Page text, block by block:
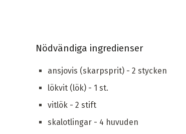
Nödvändiga ingredienser
ansjovis (skarpsprit) - 2 stycken
lökvit (lök) - 1 st.
vitlök - 2 stift
skalotlingar - 4 huvuden